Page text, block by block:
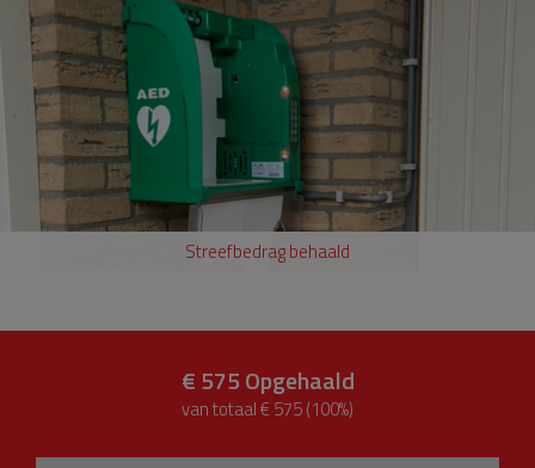
Streefbedrag behaald
€ 575Opgehaald
van totaal € 575 (100%)